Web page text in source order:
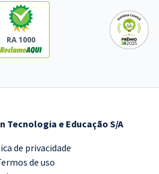
RA 1000
Tecnologia e Educação S/A
de privacidade
de uso